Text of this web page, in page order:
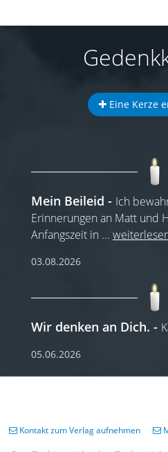
Eine Kerze
Mein Beileid
Ich
Erinnerungen an Matt und
Anfangszeit in ...
03.08.2026
Wir denken an Dich.
05.06.2026
Kontakt zum Verlag aufnehmen